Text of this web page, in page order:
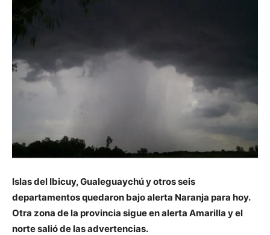
Islas del Ibicuy, Gualeguaychú y otros seis
departamentos quedaron bajo alerta Naranja para hoy.
Otra zona de la provincia sigue en alerta Amarilla y el
norte salió de las advertencias.